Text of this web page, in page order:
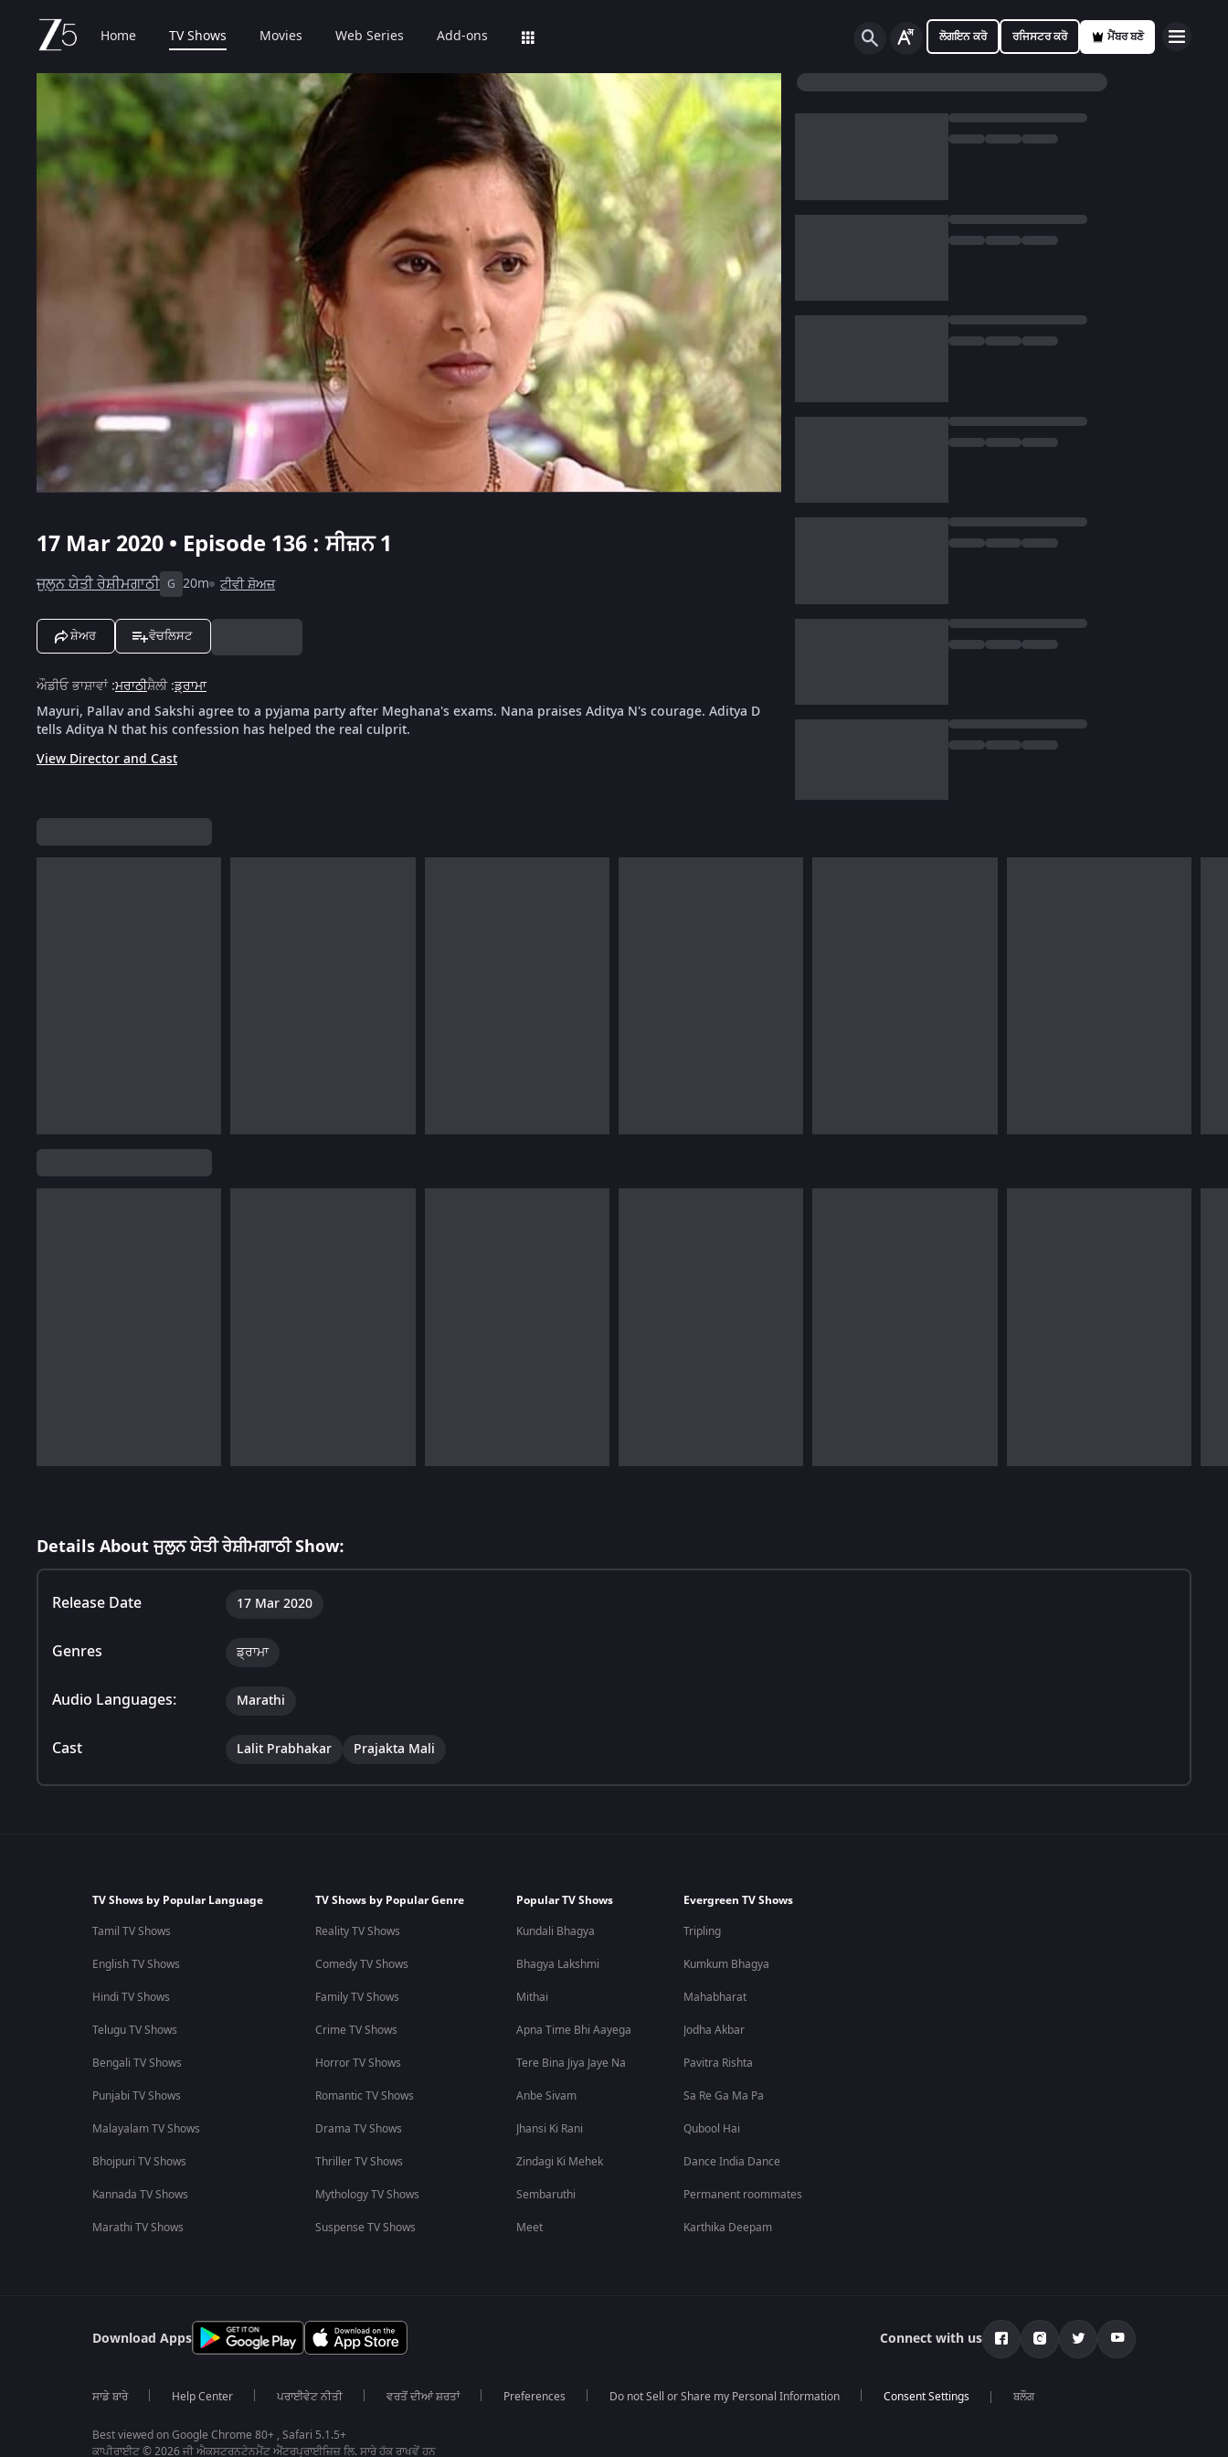
Home TV Shows Movies Web Series Add-ons ਲੋਗਇਨ ਕਰੋ ਰਜਿਸਟਰ ਕਰੋ ਮੈਂਬਰ ਬਣੋ
17 Mar 2020 • Episode 136 : ਸੀਜ਼ਨ 1
ਜੁਲੁਨ ਯੇਤੀ ਰੇਸ਼ੀਮਗਾਠੀ G 20m ਟੀਵੀ ਸ਼ੋਅਜ਼
ਸ਼ੇਅਰ ਵੋਚਲਿਸਟ
ਔਡੀਓ ਭਾਸ਼ਾਵਾਂ:ਮਰਾਠੀਸ਼ੈਲੀ:ਡ੍ਰਾਮਾ
Mayuri, Pallav and Sakshi agree to a pyjama party after Meghana's exams. Nana praises Aditya N's courage. Aditya D
tells Aditya N that his confession has helped the real culprit.
View Director and Cast
Details About ਜੁਲੁਨ ਯੇਤੀ ਰੇਸ਼ੀਮਗਾਠੀ Show:
Release Date 17 Mar 2020
Genres ਡ੍ਰਾਮਾ
Audio Languages: Marathi
Cast Lalit Prabhakar Prajakta Mali
TV Shows by Popular Language
Tamil TV Shows
English TV Shows
Hindi TV Shows
Telugu TV Shows
Bengali TV Shows
Punjabi TV Shows
Malayalam TV Shows
Bhojpuri TV Shows
Kannada TV Shows
Marathi TV Shows
TV Shows by Popular Genre
Reality TV Shows
Comedy TV Shows
Family TV Shows
Crime TV Shows
Horror TV Shows
Romantic TV Shows
Drama TV Shows
Thriller TV Shows
Mythology TV Shows
Suspense TV Shows
Popular TV Shows
Kundali Bhagya
Bhagya Lakshmi
Mithai
Apna Time Bhi Aayega
Tere Bina Jiya Jaye Na
Anbe Sivam
Jhansi Ki Rani
Zindagi Ki Mehek
Sembaruthi
Meet
Evergreen TV Shows
Tripling
Kumkum Bhagya
Mahabharat
Jodha Akbar
Pavitra Rishta
Sa Re Ga Ma Pa
Qubool Hai
Dance India Dance
Permanent roommates
Karthika Deepam
Download Apps Connect with us
ਸਾਡੇ ਬਾਰੇ Help Center ਪਰਾਈਵੇਟ ਨੀਤੀ ਵਰਤੋਂ ਦੀਆਂ ਸ਼ਰਤਾਂ Preferences Do not Sell or Share my Personal Information ਬਲੌਗ
Best viewed on Google Chrome 80+ , Safari 5.1.5+
ਕਾਪੀਰਾਈਟ © 2026 ਜੀ ਐਕਸਟਰਨਟੇਨਮੈਂਟ ਐਂਟਰਪ੍ਰਾਈਜ਼ਿਜ਼ ਲਿ. ਸਾਰੇ ਹੱਕ ਰਾਖਵੇਂ ਹਨ